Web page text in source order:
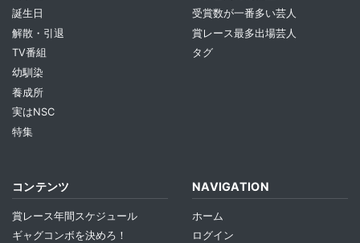
誕生日
解散・引退
TV番組
幼馴染
養成所
実はNSC
特集
受賞数が一番多い芸人
賞レース最多出場芸人
タグ
コンテンツ
賞レース年間スケジュール
ギャグコンボを決めろ！
NAVIGATION
ホーム
ログイン